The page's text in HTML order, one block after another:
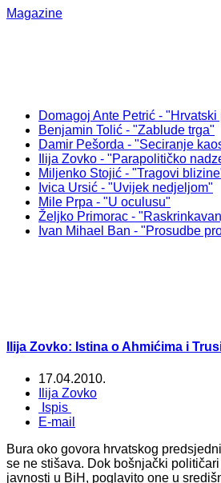
Magazine
Domagoj Ante Petrić - "Hrvatski
Benjamin Tolić - "Zablude trga"
Damir Pešorda - "Seciranje
Ilija Zovko - "Parapolitičko
Miljenko Stojić - "Tragovi
Ivica Ursić - "Uvijek nedjeljom"
Mile Prpa - "U oculusu"
Željko Primorac -
Ivan Mihael Ban - "Prosudbe
Ilija Zovko: Istina o Ahmićima i
17.04.2010.
Ilija Zovko
Ispis
E-mail
Bura oko govora hrvatskog
se ne stišava. Dok bošnjački
javnosti u BiH, poglavito one u